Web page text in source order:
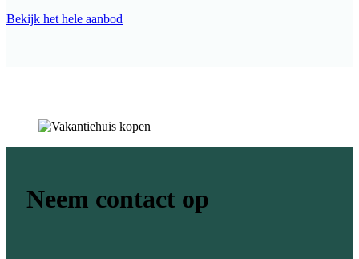
Bekijk het hele aanbod
Neem contact op